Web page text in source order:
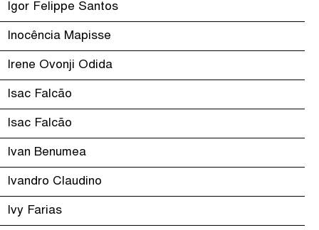
Igor Felippe Santos
Inocência Mapisse
Irene Ovonji Odida
Isac Falcão
Isac Falcão
Ivan Benumea
Ivandro Claudino
Ivy Farias